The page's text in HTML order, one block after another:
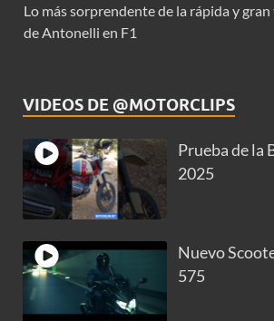
Lo más sorprendente de la rápida y
de Antonelli en F1
VIDEOS DE @MOTORCLIPS
Prueba de la
2025
Nuevo
575